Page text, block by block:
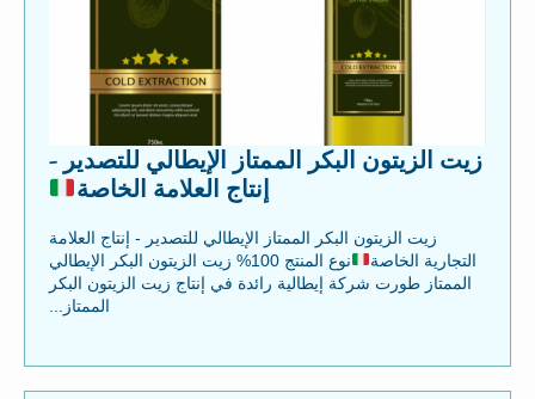
زيت الزيتون البكر الممتاز الإيطالي للتصدير -
إنتاج العلامة الخاصة
زيت الزيتون البكر الممتاز الإيطالي للتصدير - إنتاج العلامة
التجارية الخاصة
نوع المنتج 100% زيت الزيتون البكر الإيطالي
الممتاز طورت شركة إيطالية رائدة في إنتاج زيت الزيتون البكر
الممتاز...